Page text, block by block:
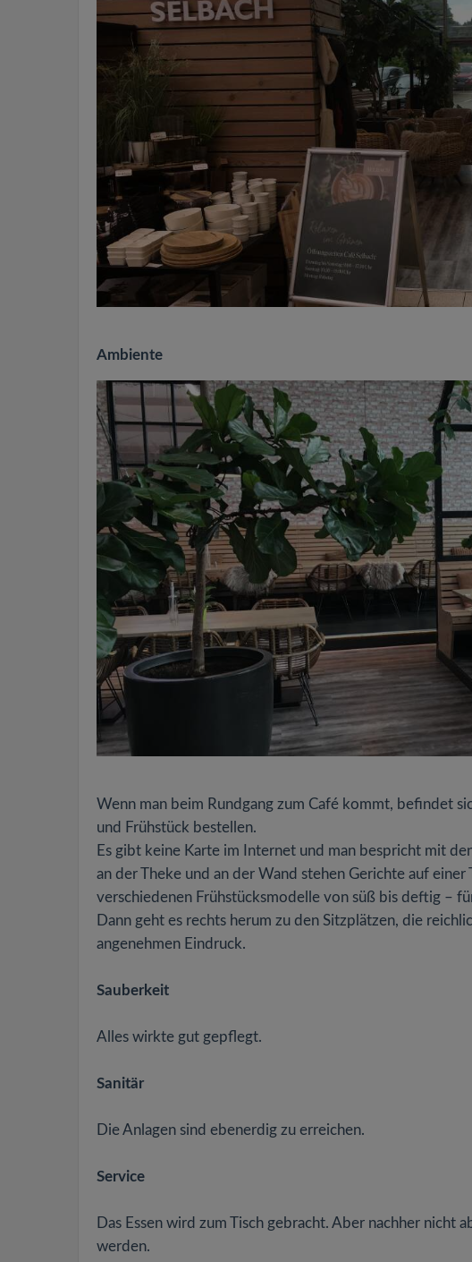
Ambiente
Wenn man beim Rundgang zum Café kommt, befindet
und Frühstück bestellen.
Es gibt keine Karte im Internet und man bespricht mit
an der Theke und an der Wand stehen Gerichte auf
verschiedenen Frühstücksmodelle von süß bis deftig –
Dann geht es rechts herum zu den Sitzplätzen, die
angenehmen Eindruck.
Sauberkeit
Alles wirkte gut gepflegt.
Sanitär
Die Anlagen sind ebenerdig zu erreichen.
Service
Das Essen wird zum Tisch gebracht. Aber nachher nicht
werden.